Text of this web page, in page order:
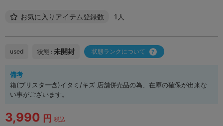
お気に入りアイテム登録数 1人
used 状態 : 未開封 状態ランクについて
備考
箱(ブリスター含)イタミ/キズ 店舗併売品の為、在庫の確保が出来な
い事がございます。
3,990 円 税込